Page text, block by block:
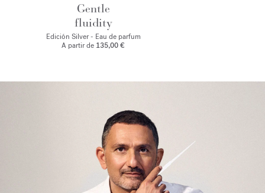
Gentle
fluidity
Edición Silver - Eau de parfum
A partir de 135,00 €